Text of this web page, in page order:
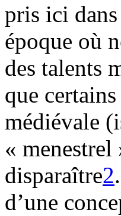
pris ici
époque où
des talents
que
médiévale
«
disparaître2
d’une